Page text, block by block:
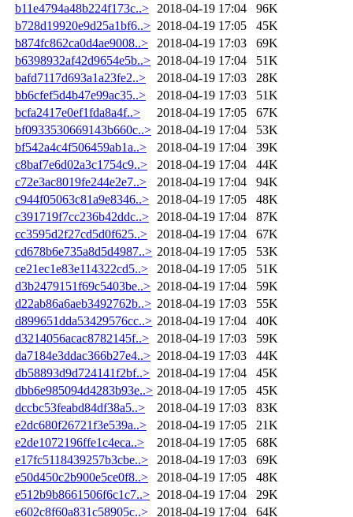
b11e4794a48b224f173c..>
2018-04-19 17:04
96K
b728d19920e9d25a1bf6..> 2018-04-19 17:05
45K
b874fc862ca0d4ae9008..>
2018-04-19 17:03
69K
b6398932af42d9654e5b..> 2018-04-19 17:04
51K
bafd7117d693a1a23fe2..>
2018-04-19 17:03
28K
bb6cfef5d4b47e99ac35..>
2018-04-19 17:03
51K
bcfa2417e0ef1fda8a4f..>
2018-04-19 17:05
67K
bf0933530669143b660c..> 2018-04-19 17:04
53K
bf542a4c4f506459ab1a..>
2018-04-19 17:04
39K
c8baf7e6d02a3c1754c9..>
2018-04-19 17:04
44K
c72e3ac8019fe244e2e7..>
2018-04-19 17:04
94K
c944f05063c81a9e8346..>
2018-04-19 17:05
48K
c391719f7cc236b42ddc..>
2018-04-19 17:04
87K
cc3595d2f27cd5d0f625..>
2018-04-19 17:04
67K
cd678b6e735a8d5d4987..> 2018-04-19 17:05
53K
ce21ec1e83e114322cd5..>
2018-04-19 17:05
51K
d3b2479151f69c5403be..> 2018-04-19 17:04
59K
d22ab86a6aeb3492762b..> 2018-04-19 17:03
55K
d899651dda53429576cc..> 2018-04-19 17:04
40K
d3214056acac8782145f..>
2018-04-19 17:03
59K
da7184e3ddac366b27e4..> 2018-04-19 17:03
44K
db58893d9d724141f2bf..> 2018-04-19 17:04
45K
dbb6e985094d4283b93e..> 2018-04-19 17:05
45K
dccbc53feabd84df38a5..>
2018-04-19 17:03
83K
e2dc680f26721f3e539a..>
2018-04-19 17:05
21K
e2de1072196ffe1c4eca..>
2018-04-19 17:05
68K
e17fc5118439257b3cbe..>
2018-04-19 17:03
69K
e50d450c2b900e5ce0f8..>
2018-04-19 17:05
48K
e512b9b8661506f6c1c7..> 2018-04-19 17:04
29K
e602c8f60a831c58905c..>
2018-04-19 17:04
64K